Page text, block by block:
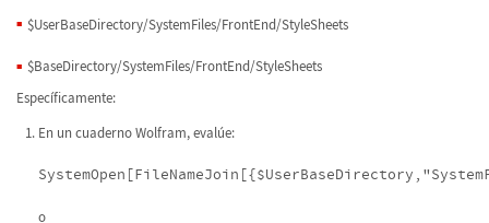
$UserBaseDirectory/SystemFiles/FrontEnd/StyleSheets
$BaseDirectory/SystemFiles/FrontEnd/StyleSheets
Específicamente:
En un cuaderno Wolfram, evalúe:
o